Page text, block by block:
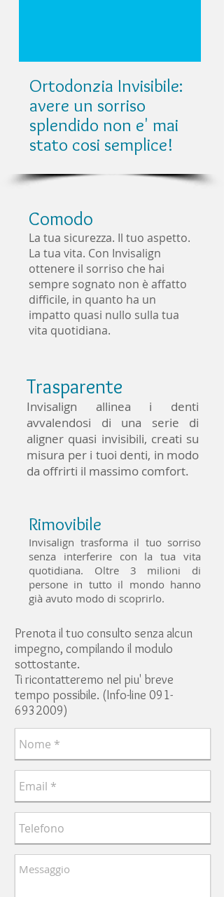
Ortodonzia Invisibile:
avere un sorriso
splendido non e' mai
stato cosi semplice!
Comodo
La tua sicurezza. Il tuo aspetto.
La tua vita. Con Invisalign
ottenere il sorriso che hai
sempre sognato non è affatto
difficile, in quanto ha un
impatto quasi nullo sulla tua
vita quotidiana.
Trasparente
Invisalign allinea i denti
avvalendosi di una serie di
aligner quasi invisibili, creati su
misura per i tuoi denti, in modo
da offrirti il massimo comfort.
Rimovibile
Invisalign trasforma il tuo sorriso
senza interferire con la tua vita
quotidiana. Oltre 3 milioni di
persone in tutto il mondo hanno
già avuto modo di scoprirlo.
Prenota il tuo consulto senza alcun
impegno, compilando il modulo
sottostante.
Ti ricontatteremo nel piu' breve
tempo possibile. (Info-line 091-
6932009)